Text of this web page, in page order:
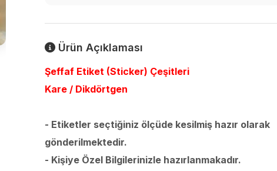
Ürün Açıklaması
Şeffaf Etiket (Sticker) Çeşitleri
Kare / Dikdörtgen
- Etiketler seçtiğiniz ölçüde kesilmiş hazır olarak
gönderilmektedir.
- Kişiye Özel Bilgilerinizle hazırlanmakadır.